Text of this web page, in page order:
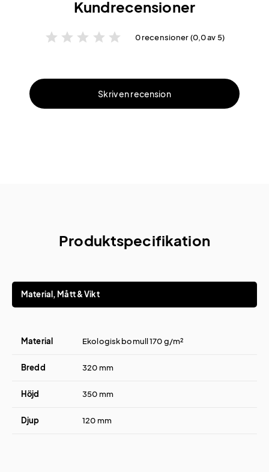
Kundrecensioner
star star star star star 0 recensioner (0,0 av 5)
Skriv en recension
Produktspecifikation
Material, Mått & Vikt
Material Ekologisk bomull 170 g/m²
Bredd 320 mm
Höjd 350 mm
Djup 120 mm